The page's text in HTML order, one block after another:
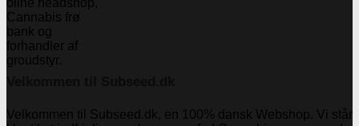
Velkommen til Subseed.dk, en 100% dansk Webshop. Vi står